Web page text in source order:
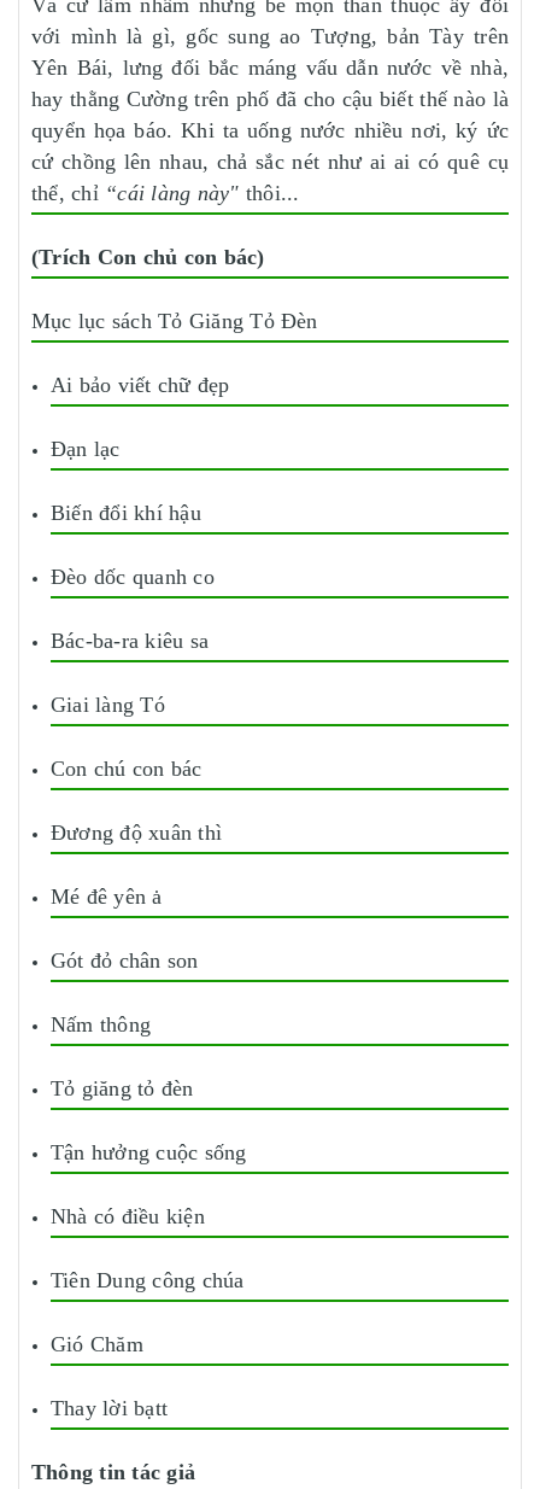
Và cứ lầm nhầm những bé mọn thân thuộc ấy đối
với mình là gì, gốc sung ao Tượng, bản Tày trên
Yên Bái, lưng đối bắc máng vấu dẫn nước về nhà,
hay thằng Cường trên phố đã cho cậu biết thế nào là
quyển họa báo. Khi ta uống nước nhiều nơi, ký ức
cứ chồng lên nhau, chả sắc nét như ai ai có quê cụ
thể, chỉ “cái làng này" thôi...
(Trích Con chủ con bác)
Mục lục sách Tỏ Giăng Tỏ Đèn
Ai bảo viết chữ đẹp
Đạn lạc
Biến đổi khí hậu
Đèo dốc quanh co
Bác-ba-ra kiêu sa
Giai làng Tó
Con chú con bác
Đương độ xuân thì
Mé đê yên ȧ
Gót đỏ chân son
Nấm thông
Tỏ giăng tỏ đèn
Tận hưởng cuộc sống
Nhà có điều kiện
Tiên Dung công chúa
Gió Chăm
Thay lời bạtt
Thông tin tác giả